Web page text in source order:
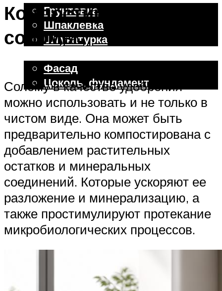
Грунтовка
Шпаклевка
Штукатурка
Фасад
Цоколь, фундамент
Меню
Компостирование
соломы.
Солому в качестве удобрения
можно использовать и не только в
чистом виде. Она может быть
предварительно компостирована с
добавлением растительных
остатков и минеральных
соединений. Которые ускоряют ее
разложение и минерализацию, а
также простимулируют протекание
микробиологических процессов.